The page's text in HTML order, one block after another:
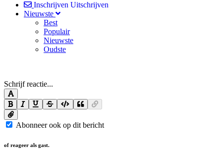
Inschrijven Uitschrijven
Nieuwste
Best
Populair
Nieuwste
Oudste
Schrijf reactie...
Abonneer ook op dit bericht
of reageer als gast.